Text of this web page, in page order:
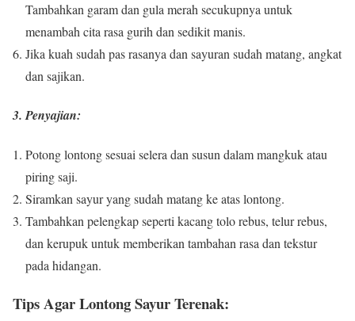
Tambahkan garam dan gula merah secukupnya untuk
menambah cita rasa gurih dan sedikit manis.
Jika kuah sudah pas rasanya dan sayuran sudah matang, angkat
dan sajikan.
3. Penyajian:
Potong lontong sesuai selera dan susun dalam mangkuk atau
piring saji.
Siramkan sayur yang sudah matang ke atas lontong.
Tambahkan pelengkap seperti kacang tolo rebus, telur rebus,
dan kerupuk untuk memberikan tambahan rasa dan tekstur
pada hidangan.
Tips Agar Lontong Sayur Terenak: